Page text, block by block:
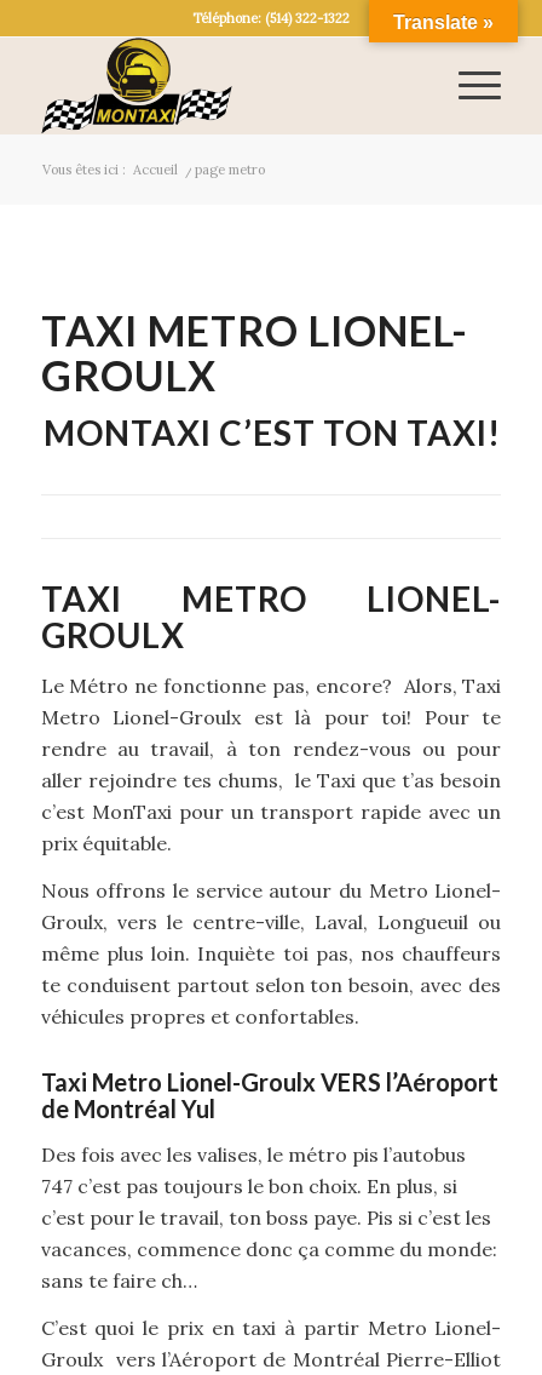
Téléphone: (514) 322-1322
Vous êtes ici : Accueil / page metro
TAXI METRO LIONEL-
GROULX
MONTAXI C’EST TON TAXI!
TAXI METRO LIONEL-
GROULX
Le Métro ne fonctionne pas, encore? Alors, Taxi
Metro Lionel-Groulx est là pour toi! Pour te
rendre au travail, à ton rendez-vous ou pour
aller rejoindre tes chums, le Taxi que t’as besoin
c’est MonTaxi pour un transport rapide avec un
prix équitable.
Nous offrons le service autour du Metro Lionel-
Groulx, vers le centre-ville, Laval, Longueuil ou
même plus loin. Inquiète toi pas, nos chauffeurs
te conduisent partout selon ton besoin, avec des
véhicules propres et confortables.
Taxi Metro Lionel-Groulx VERS l’Aéroport
de Montréal Yul
Des fois avec les valises, le métro pis l’autobus
747 c’est pas toujours le bon choix. En plus, si
c’est pour le travail, ton boss paye. Pis si c’est les
vacances, commence donc ça comme du monde:
sans te faire ch…
C’est quoi le prix en taxi à partir Metro Lionel-
Groulx vers l’Aéroport de Montréal Pierre-Elliot
Translate »